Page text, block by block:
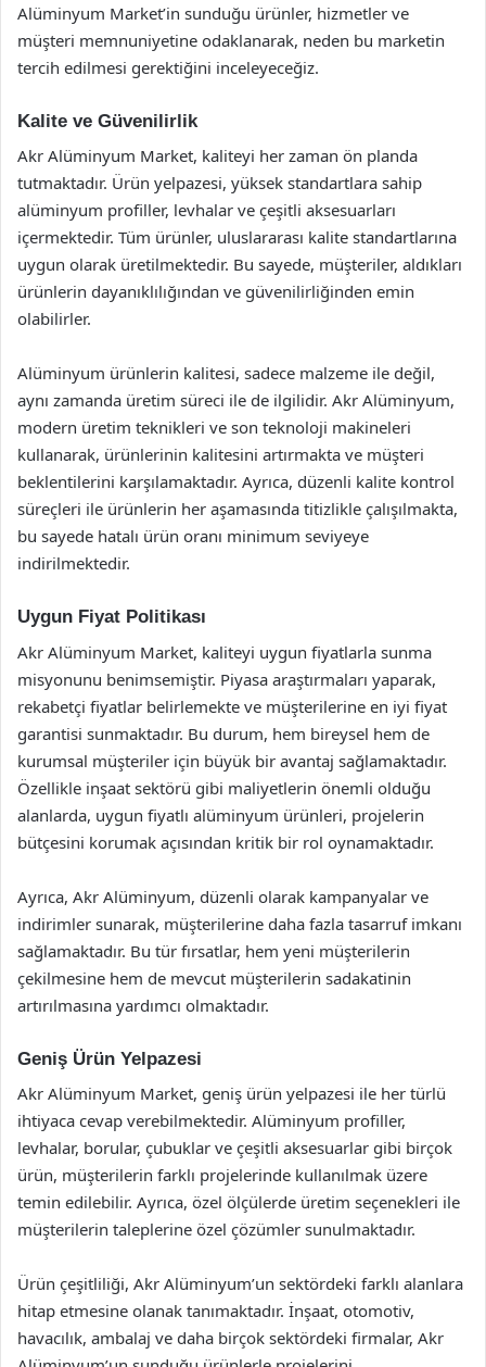
Alüminyum Market’in sunduğu ürünler, hizmetler ve
müşteri memnuniyetine odaklanarak, neden bu marketin
tercih edilmesi gerektiğini inceleyeceğiz.
Kalite ve Güvenilirlik
Akr Alüminyum Market, kaliteyi her zaman ön planda
tutmaktadır. Ürün yelpazesi, yüksek standartlara sahip
alüminyum profiller, levhalar ve çeşitli aksesuarları
içermektedir. Tüm ürünler, uluslararası kalite standartlarına
uygun olarak üretilmektedir. Bu sayede, müşteriler, aldıkları
ürünlerin dayanıklılığından ve güvenilirliğinden emin
olabilirler.
Alüminyum ürünlerin kalitesi, sadece malzeme ile değil,
aynı zamanda üretim süreci ile de ilgilidir. Akr Alüminyum,
modern üretim teknikleri ve son teknoloji makineleri
kullanarak, ürünlerinin kalitesini artırmakta ve müşteri
beklentilerini karşılamaktadır. Ayrıca, düzenli kalite kontrol
süreçleri ile ürünlerin her aşamasında titizlikle çalışılmakta,
bu sayede hatalı ürün oranı minimum seviyeye
indirilmektedir.
Uygun Fiyat Politikası
Akr Alüminyum Market, kaliteyi uygun fiyatlarla sunma
misyonunu benimsemiştir. Piyasa araştırmaları yaparak,
rekabetçi fiyatlar belirlemekte ve müşterilerine en iyi fiyat
garantisi sunmaktadır. Bu durum, hem bireysel hem de
kurumsal müşteriler için büyük bir avantaj sağlamaktadır.
Özellikle inşaat sektörü gibi maliyetlerin önemli olduğu
alanlarda, uygun fiyatlı alüminyum ürünleri, projelerin
bütçesini korumak açısından kritik bir rol oynamaktadır.
Ayrıca, Akr Alüminyum, düzenli olarak kampanyalar ve
indirimler sunarak, müşterilerine daha fazla tasarruf imkanı
sağlamaktadır. Bu tür fırsatlar, hem yeni müşterilerin
çekilmesine hem de mevcut müşterilerin sadakatinin
artırılmasına yardımcı olmaktadır.
Geniş Ürün Yelpazesi
Akr Alüminyum Market, geniş ürün yelpazesi ile her türlü
ihtiyaca cevap verebilmektedir. Alüminyum profiller,
levhalar, borular, çubuklar ve çeşitli aksesuarlar gibi birçok
ürün, müşterilerin farklı projelerinde kullanılmak üzere
temin edilebilir. Ayrıca, özel ölçülerde üretim seçenekleri ile
müşterilerin taleplerine özel çözümler sunulmaktadır.
Ürün çeşitliliği, Akr Alüminyum’un sektördeki farklı alanlara
hitap etmesine olanak tanımaktadır. İnşaat, otomotiv,
havacılık, ambalaj ve daha birçok sektördeki firmalar, Akr